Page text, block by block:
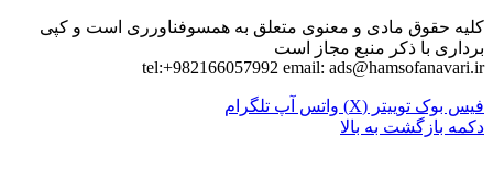
کلیه حقوق مادی و معنوی متعلق به همسوفناورری است و کپی
برداری با ذکر منبع مجاز است
tel:+982166057992 email: ads@hamsofanavari.ir
فیس بوک توییتر (X) واتس آپ تلگرام
دکمه بازگشت به بالا